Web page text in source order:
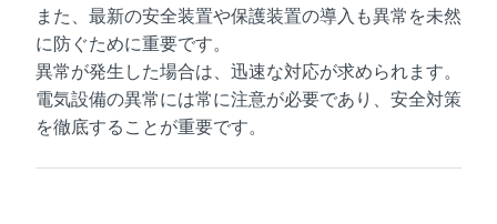
また、最新の安全装置や保護装置の導入も異常を未然
に防ぐために重要です。
異常が発生した場合は、迅速な対応が求められます。
電気設備の異常には常に注意が必要であり、安全対策
を徹底することが重要です。